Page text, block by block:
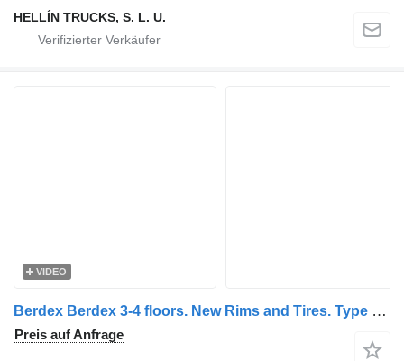
HELLÍN TRUCKS, S. L. U.
VIDEO
Berdex Berdex 3-4 floors. New Rims and Tires. Type 2. Water and fans +
Preis auf Anfrage